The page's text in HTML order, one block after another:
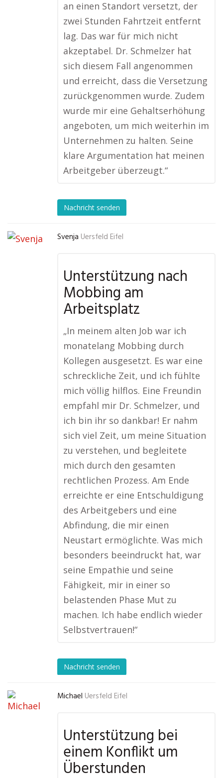
an einen Standort versetzt, der
zwei Stunden Fahrtzeit entfernt
lag. Das war für mich nicht
akzeptabel. Dr. Schmelzer hat
sich diesem Fall angenommen
und erreicht, dass die Versetzung
zurückgenommen wurde. Zudem
wurde mir eine Gehaltserhöhung
angeboten, um mich weiterhin im
Unternehmen zu halten. Seine
klare Argumentation hat meinen
Arbeitgeber überzeugt.“
Nachricht senden
Svenja Uersfeld Eifel
Unterstützung nach
Mobbing am
Arbeitsplatz
„In meinem alten Job war ich
monatelang Mobbing durch
Kollegen ausgesetzt. Es war eine
schreckliche Zeit, und ich fühlte
mich völlig hilflos. Eine Freundin
empfahl mir Dr. Schmelzer, und
ich bin ihr so dankbar! Er nahm
sich viel Zeit, um meine Situation
zu verstehen, und begleitete
mich durch den gesamten
rechtlichen Prozess. Am Ende
erreichte er eine Entschuldigung
des Arbeitgebers und eine
Abfindung, die mir einen
Neustart ermöglichte. Was mich
besonders beeindruckt hat, war
seine Empathie und seine
Fähigkeit, mir in einer so
belastenden Phase Mut zu
machen. Ich habe endlich wieder
Selbstvertrauen!“
Nachricht senden
Michael Uersfeld Eifel
Unterstützung bei
einem Konflikt um
Überstunden